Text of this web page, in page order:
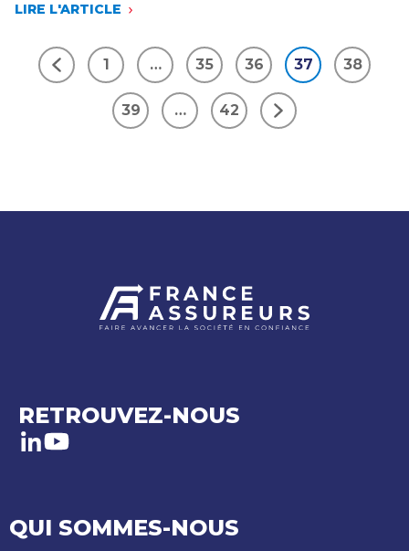
LIRE L'ARTICLE
PROGRAMME
ASSUREURS
:
Précédent
1 … 35 36 37 38
39 … 42
Suivant
RETROUVEZ-NOUS
LinkedIn
Youtube
QUI SOMMES-NOUS